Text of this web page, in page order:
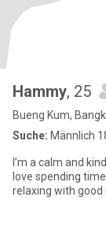
Hammy, 25
Bueng Kum,
Suche: Männlich
I’m a calm and
love spending
relaxing with good